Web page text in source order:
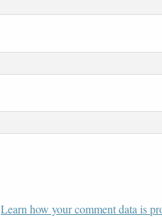
Learn how your comment data is